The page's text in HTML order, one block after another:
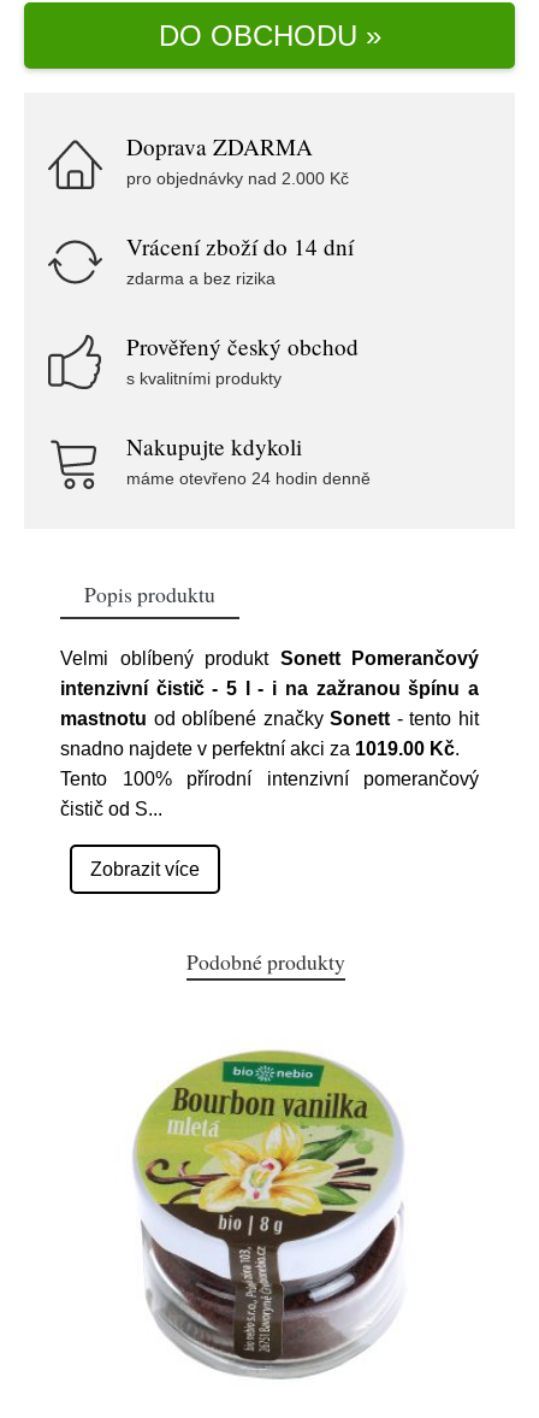
DO OBCHODU »
Doprava ZDARMA
pro objednávky nad 2.000 Kč
Vrácení zboží do 14 dní
zdarma a bez rizika
Prověřený český obchod
s kvalitními produkty
Nakupujte kdykoli
máme otevřeno 24 hodin denně
Popis produktu
Velmi oblíbený produkt Sonett Pomerančový
intenzivní čistič - 5 l - i na zažranou špínu a
mastnotu od oblíbené značkySonett - tento hit
snadno najdete v perfektní akci za 1019.00 Kč.
Tento 100% přírodní intenzivní pomerančový
čistič od S...
Zobrazit více
Podobné produkty